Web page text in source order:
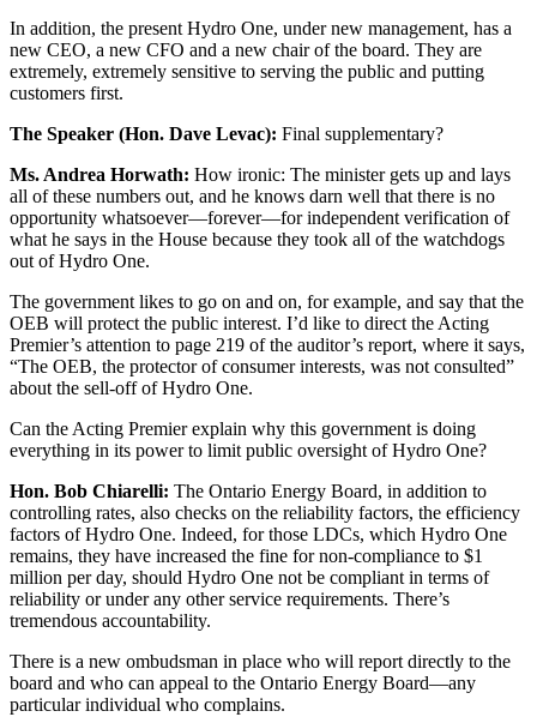
In addition, the present Hydro One, under new management, has a
new CEO, a new CFO and a new chair of the board. They are
extremely, extremely sensitive to serving the public and putting
customers first.
The Speaker (Hon. Dave Levac): Final supplementary?
Ms. Andrea Horwath: How ironic: The minister gets up and lays
all of these numbers out, and he knows darn well that there is no
opportunity whatsoever—forever—for independent verification of
what he says in the House because they took all of the watchdogs
out of Hydro One.
The government likes to go on and on, for example, and say that the
OEB will protect the public interest. I’d like to direct the Acting
Premier’s attention to page 219 of the auditor’s report, where it says,
“The OEB, the protector of consumer interests, was not consulted”
about the sell-off of Hydro One.
Can the Acting Premier explain why this government is doing
everything in its power to limit public oversight of Hydro One?
Hon. Bob Chiarelli: The Ontario Energy Board, in addition to
controlling rates, also checks on the reliability factors, the efficiency
factors of Hydro One. Indeed, for those LDCs, which Hydro One
remains, they have increased the fine for non-compliance to $1
million per day, should Hydro One not be compliant in terms of
reliability or under any other service requirements. There’s
tremendous accountability.
There is a new ombudsman in place who will report directly to the
board and who can appeal to the Ontario Energy Board—any
particular individual who complains.